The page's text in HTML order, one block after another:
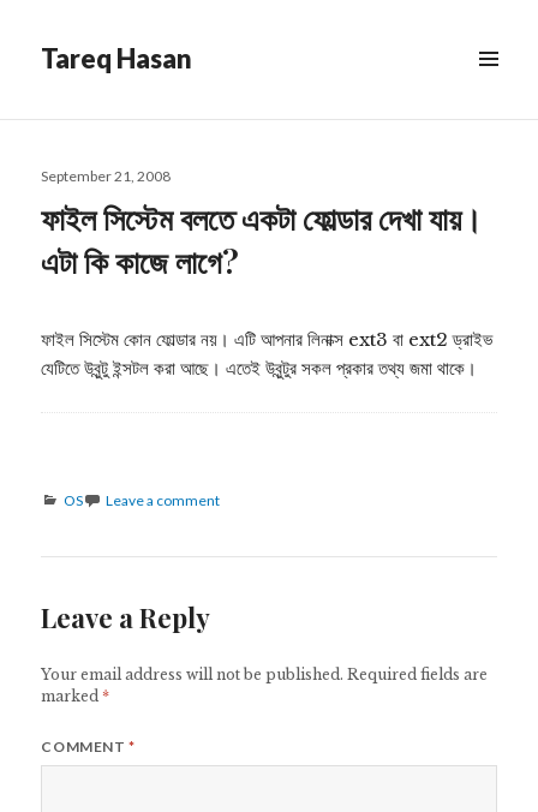
Tareq Hasan
WIDGETS
Posted
September 21, 2008
ফাইল সিস্টেম বলতে একটা ফোল্ডার দেখা যায়।
এটা কি কাজে লাগে?
ফাইল সিস্টেম কোন ফোল্ডার নয়। এটি আপনার লিনাক্স ext3 বা ext2 ড্রাইভ
যেটিতে উবুন্টু ইন্সটল করা আছে। এতেই উবুন্টুর সকল প্রকার তথ্য জমা থাকে।
Categories
OS Leave a comment
Leave a Reply
Your email address will not be published. Required fields are
marked*
COMMENT*